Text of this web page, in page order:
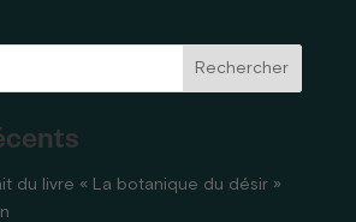
Rechercher
du livre « La botanique du désir »